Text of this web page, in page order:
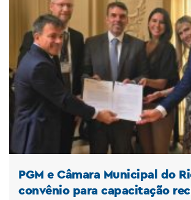
PGM e Câmara Municipal do
convênio para capacitação